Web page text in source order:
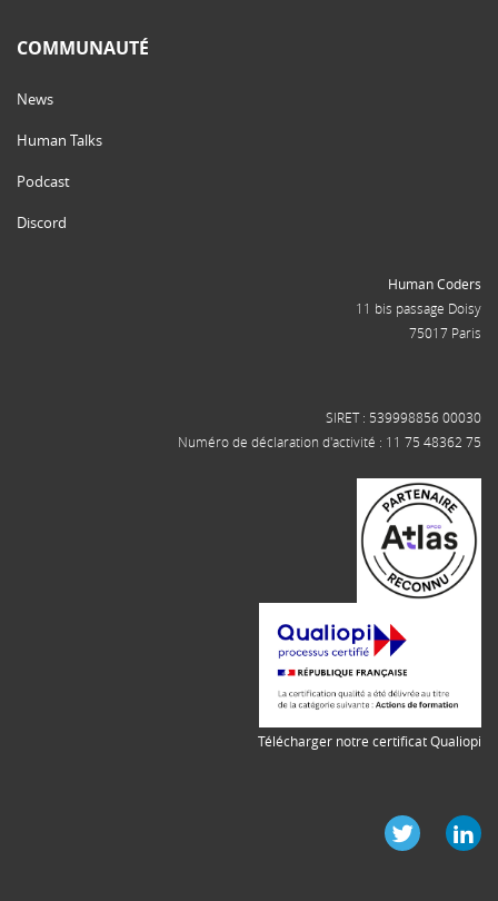
COMMUNAUTÉ
News
Human Talks
Podcast
Discord
Human Coders
11 bis passage Doisy
75017 Paris
SIRET : 539998856 00030
Numéro de déclaration d'activité : 11 75 48362 75
Télécharger notre certificat Qualiopi